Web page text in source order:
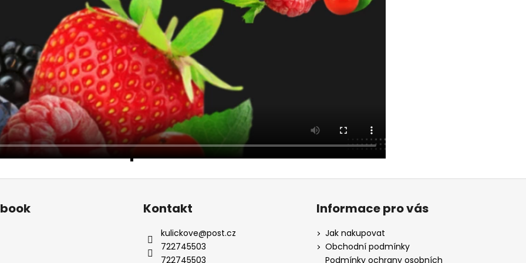
Kontakt
kulickove@post.cz
722745503
722745503
Informace pro vás
Jak nakupovat
Obchodní podmínky
Podmínky ochrany osobních